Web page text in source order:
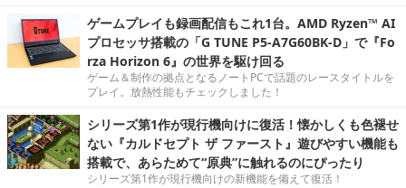
ゲームプレイも録画配信もこれ1台。AMD Ryzen™ AI
プロセッサ搭載の「G TUNE P5-A7G60BK-D」で『Fo
rza Horizon 6』の世界を駆け回る
ゲーム＆制作の拠点となるノートPCで話題のレースタイトルを
プレイ。放熱性能もチェックしました！
シリーズ第1作が現行機向けに復活！懐かしくも色褪せ
ない『カルドセプト ザ ファースト』遊びやすい機能も
搭載で、あらためて“原典”に触れるのにぴったり
シリーズ第1作が現行機向けの新機能を備えて復活！